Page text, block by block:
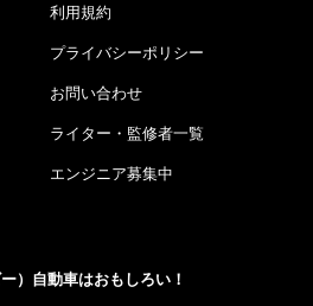
利用規約
プライバシーポリシー
お問い合わせ
ライター・監修者一覧
エンジニア募集中
）自動車はおもしろい！